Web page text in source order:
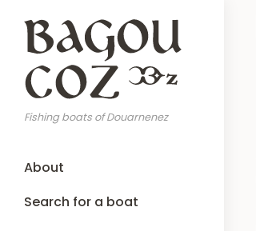
main
content
Fishing boats of Douarnenez
MainAbout
Search for a boat